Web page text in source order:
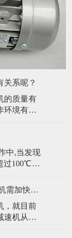
关系呢？
的质量有
环境有着
命，有
的内部清
的基本条
任何则指
中,当发现
过100℃及
后,方可继
机冷却下
热,因为完
.注意:要
国外减速机抢占市场 中国减速机需加快自主研发的步伐
，就目前
速机从进